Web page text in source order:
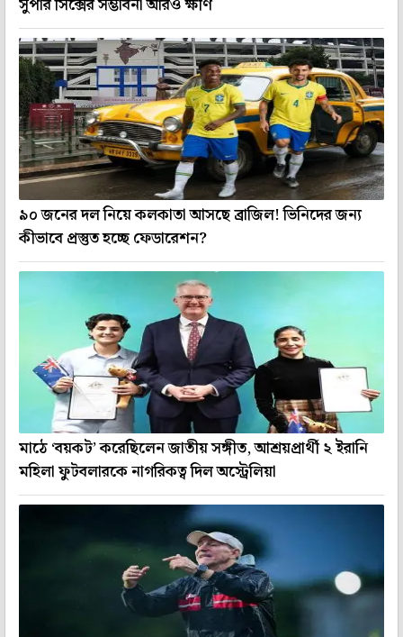
সুপার সিক্সের সম্ভাবনা আরও ক্ষীণ
৯০ জনের দল নিয়ে কলকাতা আসছে ব্রাজিল! ভিনিদের জন্য
কীভাবে প্রস্তুত হচ্ছে ফেডারেশন?
মাঠে ‘বয়কট’ করেছিলেন জাতীয় সঙ্গীত, আশ্রয়প্রার্থী ২ ইরানি
মহিলা ফুটবলারকে নাগরিকত্ব দিল অস্ট্রেলিয়া